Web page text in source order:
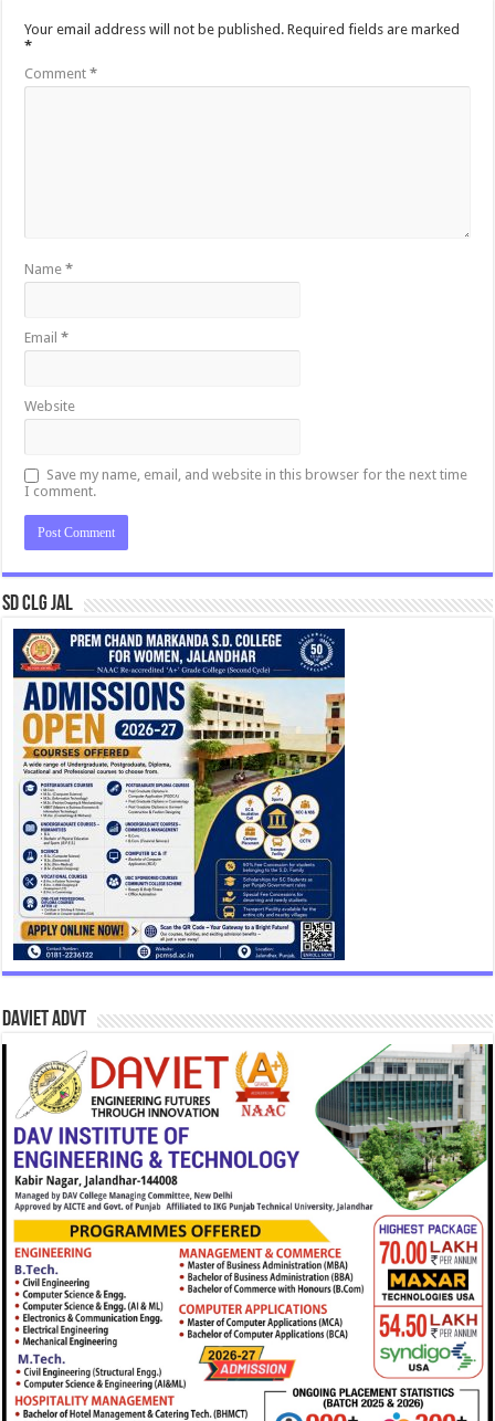
Your email address will not be published. Required fields are marked
*
Comment*
Name*
Email*
Website
Save my name, email, and website in this browser for the next time
I comment.
SD CLG JAL
DAVIET Advt